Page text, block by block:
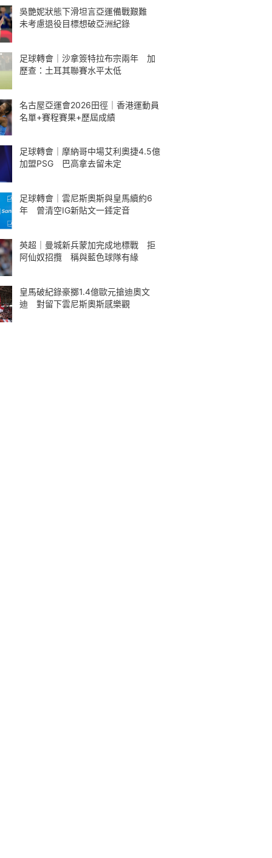
吳艷妮狀態下滑坦言亞運備戰艱難
未考慮退役目標想破亞洲紀錄
足球轉會｜沙拿簽特拉布宗兩年 加
歷查：土耳其聯賽水平太低
名古屋亞運會2026田徑｜香港運動員
名單+賽程賽果+歷屆成績
足球轉會｜摩納哥中場艾利奧捷4.5億
加盟PSG 巴高拿去留未定
足球轉會｜雲尼斯奧斯與皇馬續約6
年 曾清空IG新貼文一錘定音
英超｜曼城新兵蒙加完成地標戰 拒
阿仙奴招攬 稱與藍色球隊有緣
皇馬破紀錄豪擲1.4億歐元搶迪奧文
迪 對留下雲尼斯奧斯感樂觀